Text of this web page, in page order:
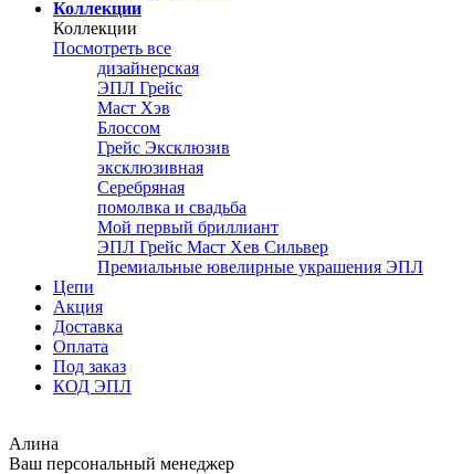
Коллекции
Коллекции
Посмотреть все
дизайнерская
ЭПЛ Грейс
Маст Хэв
Блоссом
Грейс Эксклюзив
эксклюзивная
Серебряная
помолвка и свадьба
Мой первый бриллиант
ЭПЛ Грейс Маст Хев Сильвер
Премиальные ювелирные украшения ЭПЛ
Цепи
Акция
Доставка
Оплата
Под заказ
КОД ЭПЛ
Алина
Ваш персональный менеджер